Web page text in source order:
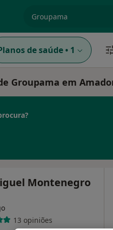
de saúde • 1
Groupama em
Montenegro
13 opiniões